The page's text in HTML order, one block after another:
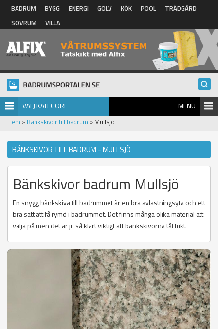
Hoppa till huvudinnehåll
BADRUM BYGG ENERGI GOLV KÖK POOL
TRÄDGÅRD
SOVRUM
VILLA
VÄLJ KATEGORI MENU
Hem » Bänkskivor till badrum » Mullsjö
BÄNKSKIVOR TILL BADRUM - MULLSJÖ
Bänkskivor badrum Mullsjö
En snygg bänkskiva till badrummet är en bra avlastningsyta och ett
bra sätt att få rymd i badrummet. Det finns många olika material att
välja på men det är ju så klart viktigt att bänkskivorna tål fukt.